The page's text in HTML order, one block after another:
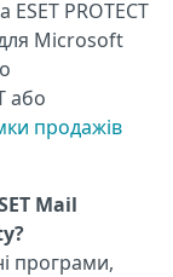
PROTECT
Microsoft
або
продажів
Mail
програми,